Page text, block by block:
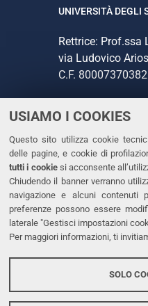
USIAMO I COOKIES
Questo sito utilizza cookie
delle pagine, e cookie di
tutti i cookiesi acconsente
Chiudendo il banner verranno
navigazione e alcuni contenuti
preferenze possono essere
laterale "Gestisci impostazioni
Per maggiori informazioni, ti
SOLO
UNIVERSITÀ DEGLI
Rettrice: Prof.ssa
via Ludovico
C.F.
CONTATTI
Tel. +39 0532
Fax. +39 0532
PEC
LINKS
Dichiarazione di
Protezione dati